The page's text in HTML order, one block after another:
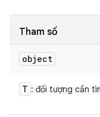
Tham số
object
T : đối tượng cần